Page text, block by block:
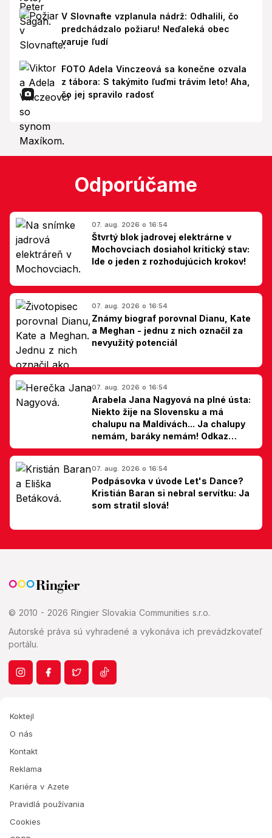
V Slovnafte vzplanula nádrž: Odhalili, čo
predchádzalo požiaru! Neďaleká obec
varuje ľudí
FOTO Adela Vinczeová sa konečne ozvala
z tábora: S takýmito ľuďmi trávim leto! Aha,
čo jej spravilo radosť
Odporúčame
07. aug. 2026 o 16:54
Štvrtý blok jadrovej elektrárne v
Mochovciach dosiahol kritický stav:
Ide o jeden z rozhodujúcich krokov!
07. aug. 2026 o 16:54
Známy biograf porovnal Dianu, Kate
a Meghan - jednu z nich označil za
nevyužitý potenciál
07. aug. 2026 o 16:54
Arabela Jana Nagyová na plné ústa:
Niekto žije na Slovensku a má
chalupu na Maldivách... Ja chalupy
nemám, baráky nemám! Odkaz
Slovákom
07. aug. 2026 o 16:54
Podpásovka v úvode Let's Dance?
Kristián Baran si nebral servítku: Ja
som stratil slová!
© 2010 - 2026 Ringier Slovakia Communities s.r.o.
Autorské práva sú vyhradené a vykonáva ich prevádzkovateľ
portálu.
Koktejl
O nás
Kontakt
Reklama
Kariéra v Azete
Pravidlá používania
Cookies